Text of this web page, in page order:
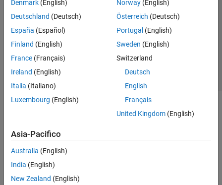
Denmark (English)
Deutschland (Deutsch)
España (Español)
Finland (English)
France (Français)
Ireland (English)
Italia (Italiano)
Luxembourg (English)
Norway(English)
Österreich (Deutsch)
Portugal (English)
Sweden (English)
Switzerland
Deutsch
English
Français
United Kingdom(English)
Asia-Pacifico
Australia (English)
India (English)
New Zealand (English)
Centro di fiducia
Informativa sulla privacy
Antipirateria
Stato dell'applicazione
Contatti
© 1994-2026 The MathWorks, Inc.